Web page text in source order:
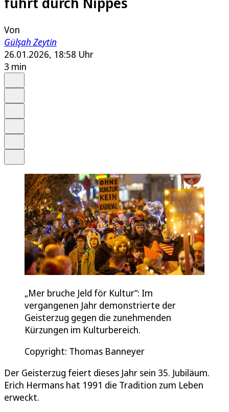
Von
Gülşah Zeytin
26.01.2026, 18:58 Uhr
3 min
„Mer bruche Jeld för Kultur“: Im
vergangenen Jahr demonstrierte der
Geisterzug gegen die zunehmenden
Kürzungen im Kulturbereich.
Copyright: Thomas Banneyer
Der Geisterzug feiert dieses Jahr sein 35. Jubiläum.
Erich Hermans hat 1991 die Tradition zum Leben
erweckt.